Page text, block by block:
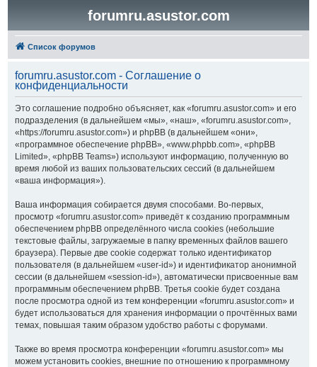
forumru.asustor.com
Список форумов
forumru.asustor.com - Соглашение о
конфиденциальности
Это соглашение подробно объясняет, как «forumru.asustor.com» и его
подразделения (в дальнейшем «мы», «наш», «forumru.asustor.com»,
«https://forumru.asustor.com») и phpBB (в дальнейшем «они»,
«программное обеспечение phpBB», «www.phpbb.com», «phpBB
Limited», «phpBB Teams») используют информацию, полученную во
время любой из ваших пользовательских сессий (в дальнейшем
«ваша информация»).
Ваша информация собирается двумя способами. Во-первых,
просмотр «forumru.asustor.com» приведёт к созданию программным
обеспечением phpBB определённого числа cookies (небольшие
текстовые файлы, загружаемые в папку временных файлов вашего
браузера). Первые две cookie содержат только идентификатор
пользователя (в дальнейшем «user-id») и идентификатор анонимной
сессии (в дальнейшем «session-id»), автоматически присвоенные вам
программным обеспечением phpBB. Третья cookie будет создана
после просмотра одной из тем конференции «forumru.asustor.com» и
будет использоваться для хранения информации о прочтённых вами
темах, повышая таким образом удобство работы с форумами.
Также во время просмотра конференции «forumru.asustor.com» мы
можем установить cookies, внешние по отношению к программному